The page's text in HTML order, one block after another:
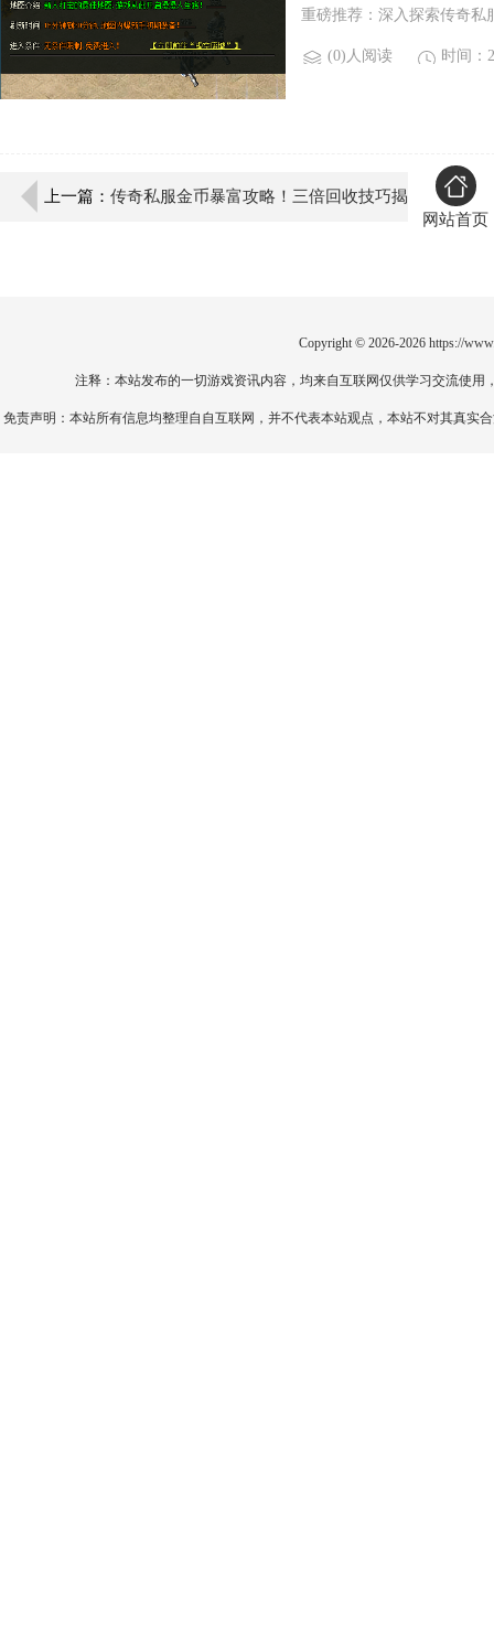
重磅推荐：深入探索传奇私
(0)人阅读 时间：
上一篇： 传奇私服金币暴富攻略！三倍回收技巧揭
网站首页
Copyright © 2026-2026 https://
注释：本站发布的一切游戏资讯内容，均来自互联网仅供学习交流使
免责声明：本站所有信息均整理自自互联网，并不代表本站观点，本站不对其真实